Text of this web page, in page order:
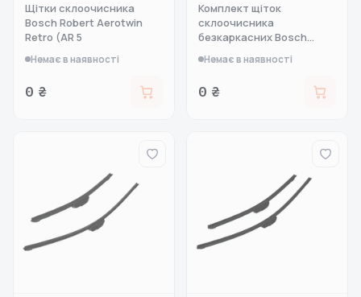
Щітки склоочисника
Bosch Robert Aerotwin
Retro (AR 5
Немає в наявності
0 ₴
Комплект щіток
склоочисника
безкаркасних Bosch
Немає в наявності
0 ₴